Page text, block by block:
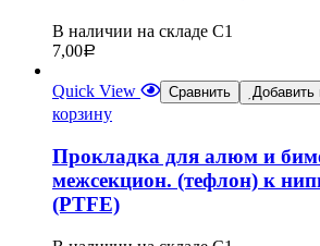
В наличии на складе С1
7,00Р
Quick View Сравнить Добавить
корзину
Прокладка для алюм и
межсекцион. (тефлон) к
(PTFE)